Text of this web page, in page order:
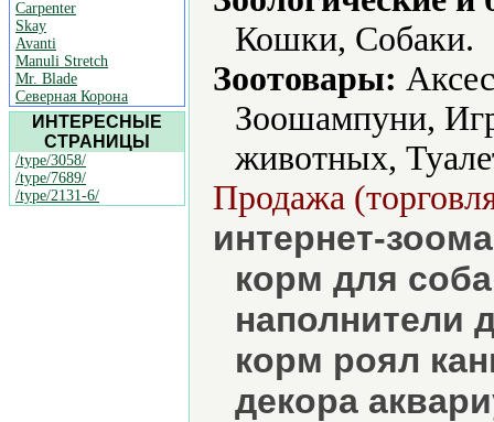
Carpenter
Skay
Avanti
Manuli Stretch
Mr. Blade
Северная Корона
ИНТЕРЕСНЫЕ
СТРАНИЦЫ
/type/3058/
/type/7689/
/type/2131-6/
Кошки, Собаки.
Зоотовары:
Зоошампуни,
животных,
Продажа
интернет-
корм для
наполнители
корм роял
декора